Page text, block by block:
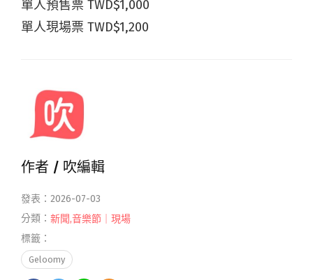
單人預售票 TWD$1,000
單人現場票 TWD$1,200
作者 / 吹編輯
發表：2026-07-03
分類： 新聞,音樂節｜現場
標籤：
Geloomy